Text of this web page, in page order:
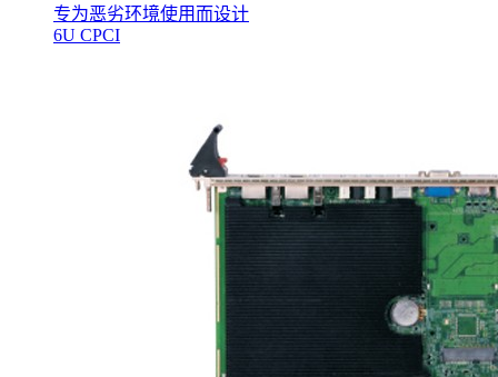
专为恶劣环境使用而设计
6U CPCI